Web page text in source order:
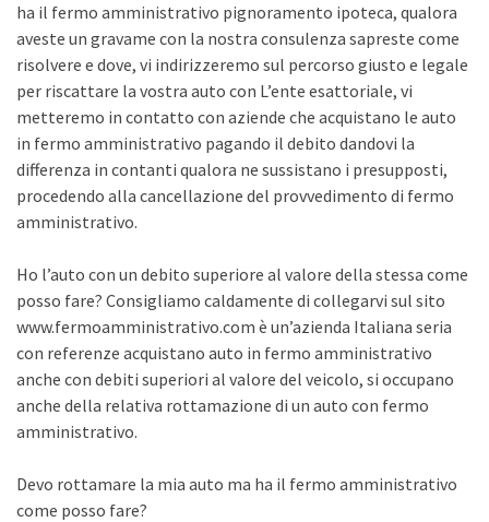
ha il fermo amministrativo pignoramento ipoteca, qualora
aveste un gravame con la nostra consulenza sapreste come
risolvere e dove, vi indirizzeremo sul percorso giusto e legale
per riscattare la vostra auto con L’ente esattoriale, vi
metteremo in contatto con aziende che acquistano le auto
in fermo amministrativo pagando il debito dandovi la
differenza in contanti qualora ne sussistano i presupposti,
procedendo alla cancellazione del provvedimento di fermo
amministrativo.
Ho l’auto con un debito superiore al valore della stessa come
posso fare? Consigliamo caldamente di collegarvi sul sito
www.fermoamministrativo.com è un’azienda Italiana seria
con referenze acquistano auto in fermo amministrativo
anche con debiti superiori al valore del veicolo, si occupano
anche della relativa rottamazione di un auto con fermo
amministrativo.
Devo rottamare la mia auto ma ha il fermo amministrativo
come posso fare?